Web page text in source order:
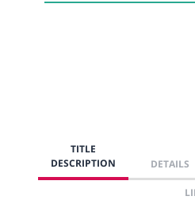
TITLE
DESCRIPTION
DETAILS